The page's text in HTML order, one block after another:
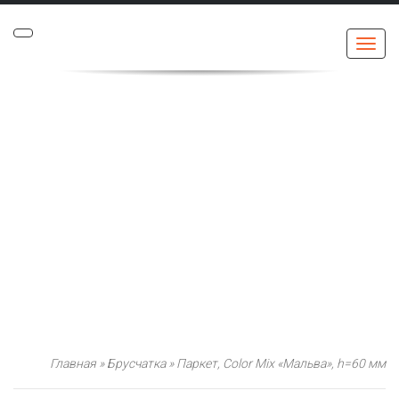
Меню
Главная »Брусчатка»Паркет, Color Mix «Мальва», h=60 мм